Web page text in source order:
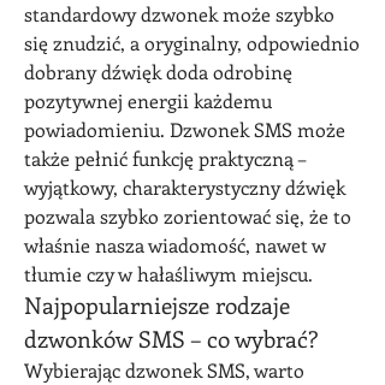
standardowy dzwonek może szybko
się znudzić, a oryginalny, odpowiednio
dobrany dźwięk doda odrobinę
pozytywnej energii każdemu
powiadomieniu. Dzwonek SMS może
także pełnić funkcję praktyczną –
wyjątkowy, charakterystyczny dźwięk
pozwala szybko zorientować się, że to
właśnie nasza wiadomość, nawet w
tłumie czy w hałaśliwym miejscu.
Najpopularniejsze rodzaje
dzwonków SMS – co wybrać?
Wybierając dzwonek SMS, warto